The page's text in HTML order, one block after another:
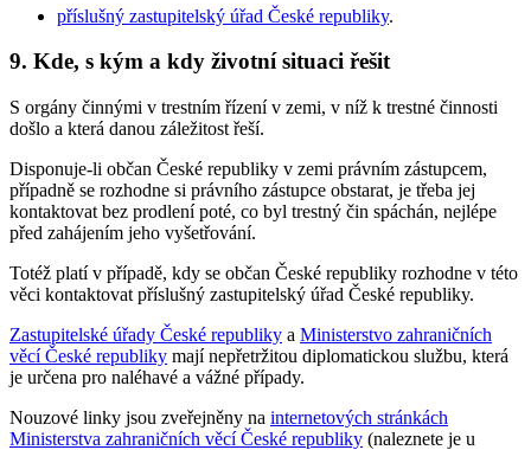
příslušný zastupitelský úřad České republiky.
9. Kde, s kým a kdy životní situaci řešit
S orgány činnými v trestním řízení v zemi, v níž k trestné činnosti
došlo a která danou záležitost řeší.
Disponuje-li občan České republiky v zemi právním zástupcem,
případně se rozhodne si právního zástupce obstarat, je třeba jej
kontaktovat bez prodlení poté, co byl trestný čin spáchán, nejlépe
před zahájením jeho vyšetřování.
Totéž platí v případě, kdy se občan České republiky rozhodne v této
věci kontaktovat příslušný zastupitelský úřad České republiky.
Zastupitelské úřady České republiky a Ministerstvo zahraničních
věcí České republiky mají nepřetržitou diplomatickou službu, která
je určena pro naléhavé a vážné případy.
Nouzové linky jsou zveřejněny na internetových stránkách
Ministerstva zahraničních věcí České republiky (naleznete je u